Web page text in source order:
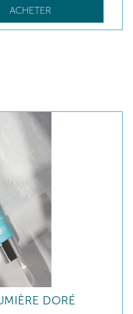
ACHETER
DORÉ